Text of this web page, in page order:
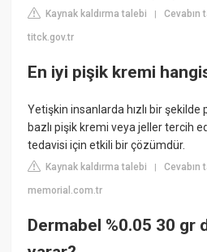
Kaynak kaldırma talebi |Cevabın
titck.gov.tr
En iyi pişik kremi
Yetişkin insanlarda hızlı bir şekilde
bazlı pişik kremi veya jeller tercih
tedavisi için etkili bir çözümdür.
Kaynak kaldırma talebi |Cevabın
memorial.com.tr
Dermabel %0.05 30 gr